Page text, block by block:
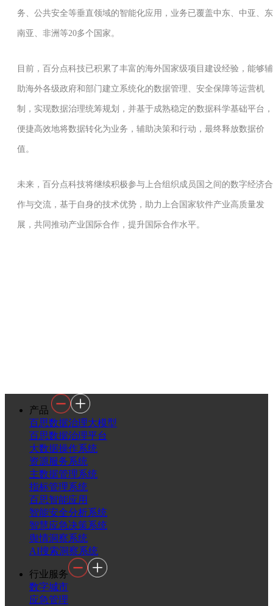
务、公共安全等垂直领域的智能化应用，业务已覆盖中东、中亚、东
南亚、非洲等20多个国家。
目前，百分点科技已积累了丰富的海外国家级项目建设经验，能够辅
助海外各级政府和部门建立系统化的数据管理、安全保障等运营机
制，实现数据治理统筹规划，并基于成熟稳定的数据科学基础平台，
便捷高效地将数据转化为业务，辅助决策和行动，最终释放数据价
值。
未来，百分点科技将继续积极参与上合组织成员国之间的数字经济合
作与交流，基于自身的技术优势，助力上合国家软件产业高质量发
展，共同推动产业国际合作，提升国际合作水平。
产品
百思数据治理大模型
百思数据治理平台
大数据操作系统
资源服务系统
主数据管理系统
指标管理系统
百思智能应用
智能安全分析系统
智慧应急决策系统
舆情洞察系统
AI搜索洞察系统
行业服务
数字城市
应急管理